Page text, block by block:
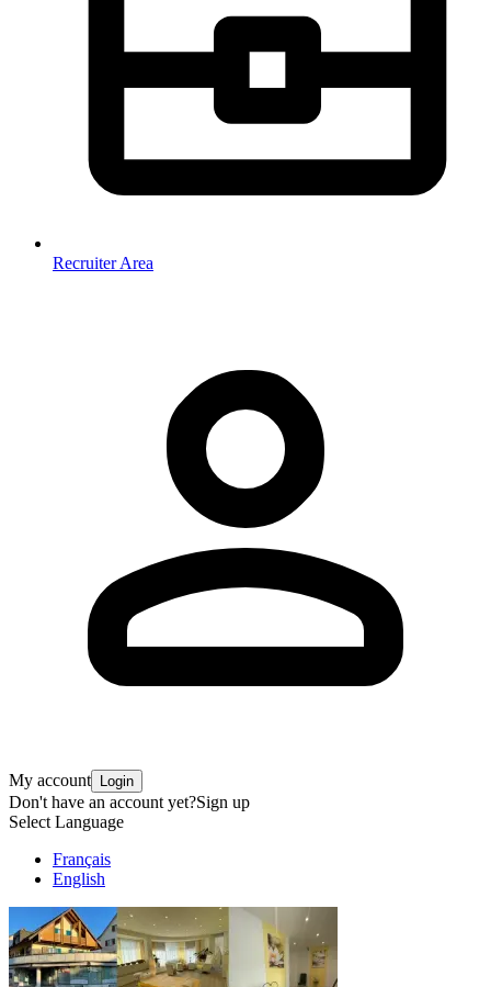
Recruiter Area
My account Login
Don't have an account yet?Sign up
Select Language
Français
English